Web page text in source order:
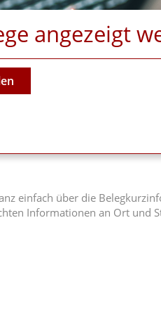
angezeigt
einfach über die
Informationen an Ort und